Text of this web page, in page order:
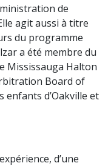
de
agit aussi à titre
du programme
a été membre du
Mississauga Halton
Board of
enfants d’Oakville et
d’une